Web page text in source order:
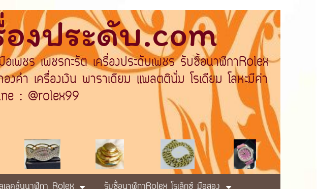
งประดับ.com
เพชร เพชรกะรัต เครื่องประดับเพชร รับซื้อนาฬิกาRolex
คำ เครื่องเงิน พาราเดียม แพลตตินั่ม โรเดียม โลหะมีค่า
: @rolex99